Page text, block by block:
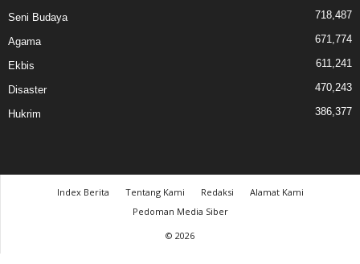
Seni Budaya 718,487
Agama 671,774
Ekbis 611,241
Disaster 470,243
Hukrim 386,377
Index Berita Tentang Kami Redaksi
Alamat Kami
Pedoman Media Siber
© 2026